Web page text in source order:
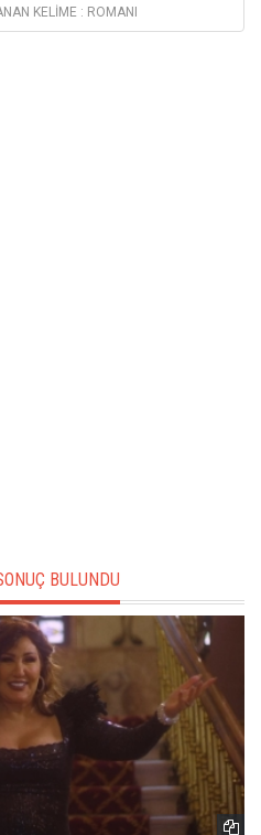
KELİME : ROMANI
BULUNDU